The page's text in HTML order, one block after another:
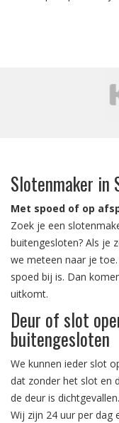
Slotenmaker in
Met spoed of op
Zoek je een
buitengesloten? Als je
we meteen naar je
spoed bij is. Dan
uitkomt.
Deur of slot
buitengesloten
We kunnen ieder slot
dat zonder het slot en
de deur is
Wij zijn 24 uur per dag